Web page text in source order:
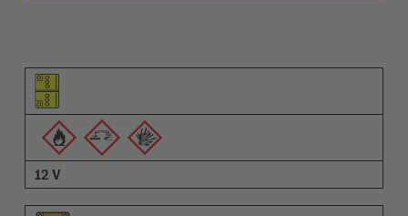
Elementin kuvamerkki
Varoitusten kuvamerkit
Nimi
12 V